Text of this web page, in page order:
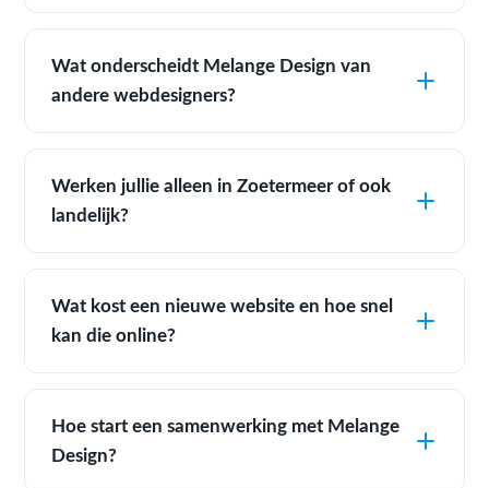
Wat onderscheidt Melange Design van
andere webdesigners?
Werken jullie alleen in Zoetermeer of ook
landelijk?
Wat kost een nieuwe website en hoe snel
kan die online?
Hoe start een samenwerking met Melange
Design?